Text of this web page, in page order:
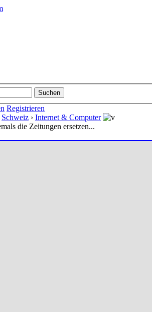
Registrieren
Schweiz › Internet & Computer
die Zeitungen ersetzen...